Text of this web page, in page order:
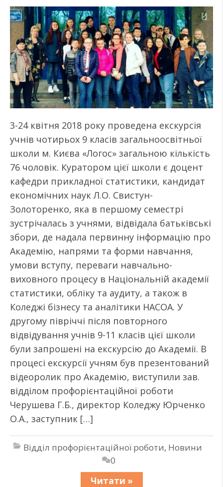
3-24 квітня 2018 року проведена екскурсія
учнів чотирьох 9 класів загальноосвітньої
школи м. Києва «Логос» загальною кількість
76 чоловік. Куратором цієї школи є доцент
кафедри прикладної статистики, кандидат
економічних наук Л.О. Свистун-
Золоторенко, яка в першому семестрі
зустрічалась з учнями, відвідала батьківські
збори, де надала первинну інформацію про
Академію, напрями та форми навчання,
умови вступу, переваги навчально-
виховного процесу в Національній академії
статистики, обліку та аудиту, а також в
Коледжі бізнесу та аналітики НАСОА. У
другому півріччі після повторного
відвідування учнів 9-11 класів цієї школи
були запрошені на екскурсію до Академії. В
процесі екскурсії учням був презентований
відеоролик про Академію, виступили зав.
відділом профорієнтаційної роботи
Черушева Г.Б., директор Коледжу Юрченко
О.А., заступник […]
Відділ профорієнтаційної роботи, Новини
0
Читати »